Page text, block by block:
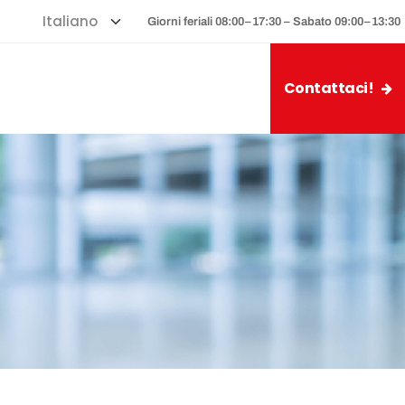
Giorni feriali 08:00–17:30 – Sabato 09:00–13:30
Contattaci!